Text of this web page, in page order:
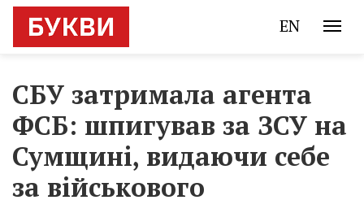
EN
СБУ затримала агента
ФСБ: шпигував за ЗСУ на
Сумщині, видаючи себе
за військового